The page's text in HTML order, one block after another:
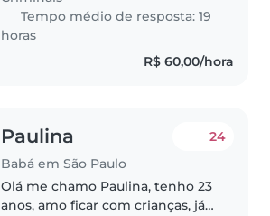
candidata..
Tempo médio de resposta: 19
horas
R$ 60,00/hora
Paulina
Babá em São Paulo
24
Olá me chamo Paulina, tenho 23
anos, amo ficar com crianças, já